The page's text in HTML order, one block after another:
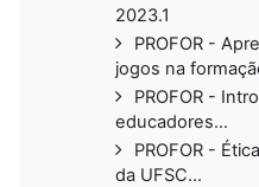
2023.1
PROFOR -
jogos na
PROFOR -
educadores...
PROFOR -
da UFSC...